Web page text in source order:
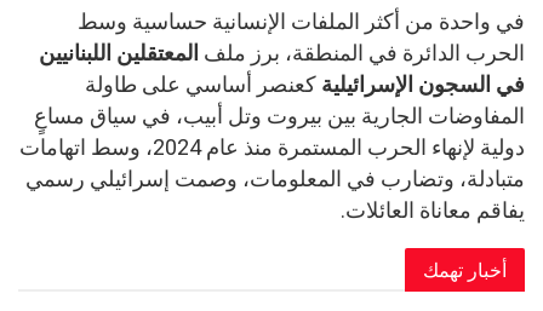
في واحدة من أكثر الملفات الإنسانية حساسية وسط
الحرب الدائرة في المنطقة، برز ملف المعتقلين اللبنانيين
في السجون الإسرائيلية كعنصر أساسي على طاولة
المفاوضات الجارية بين بيروت وتل أبيب، في سياق مساعٍ
دولية لإنهاء الحرب المستمرة منذ عام 2024، وسط اتهامات
متبادلة، وتضارب في المعلومات، وصمت إسرائيلي رسمي
يفاقم معاناة العائلات.
أخبار تهمك